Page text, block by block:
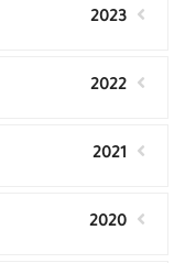
2023
2022
2021
2020